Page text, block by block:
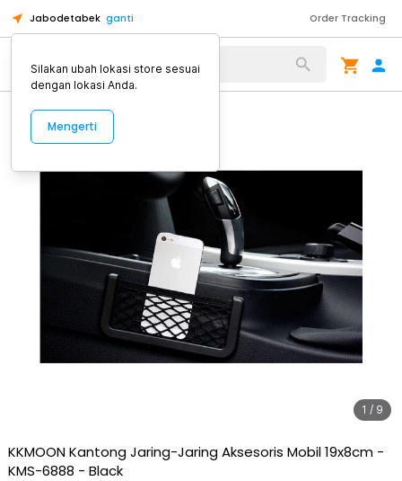
Jabodetabek ganti Order Tracking
Alat Kopi
1 / 9
KKMOON Kantong Jaring-Jaring Aksesoris Mobil 19x8cm -
KMS-6888 - Black
Silakan ubah lokasi store sesuai
dengan lokasi Anda.
Mengerti